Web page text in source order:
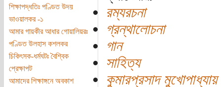
শিক্ষাপদ্ধতিঃ পণ্ডিত উদয়
ভাওয়ালকর -১
আমার গায়কীর আধার গোয়ালিয়রঃ
পণ্ডিত উলহাস কশলকর
চিকিৎসক-ধর্মঘটঃ বৈশ্বিক
প্রেক্ষাপট
আমাদের শিক্ষাঙ্গনে অবকাশ
রম্যরচনা
গ্রন্থালোচনা
গান
সাহিত্য
কুমারপ্রসাদ মুখোপাধ্যায়